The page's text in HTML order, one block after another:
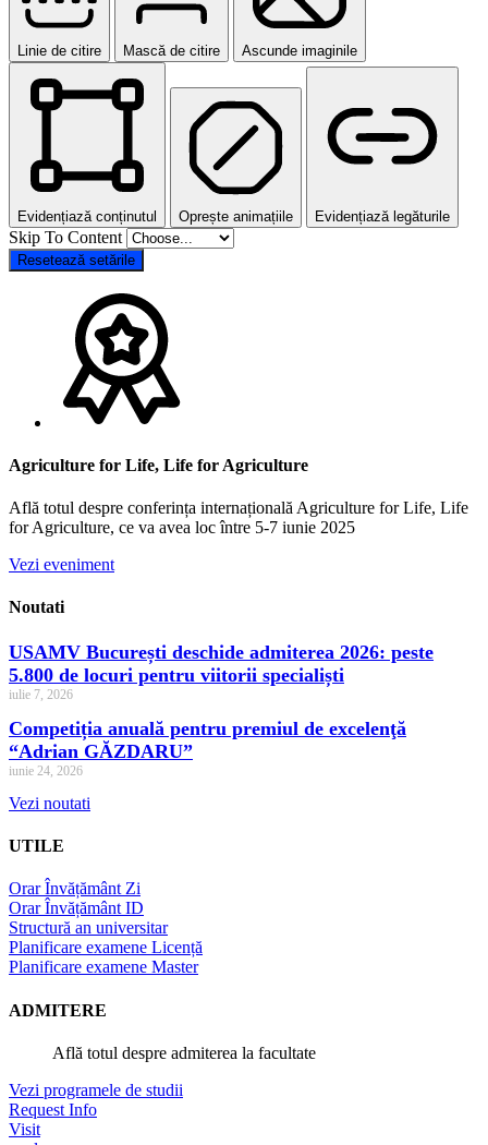
Linie de citire Mască de citire Ascunde imaginile
Evidențiază conținutul Oprește animațiile Evidențiază legăturile
Skip To Content
Resetează setările
Agriculture for Life, Life for Agriculture
Află totul despre conferința internațională Agriculture for Life, Life
for Agriculture, ce va avea loc între 5-7 iunie 2025
Vezi eveniment
Noutati
USAMV București deschide admiterea 2026: peste
5.800 de locuri pentru viitorii specialiști
iulie 7, 2026
Competiția anuală pentru premiul de excelenţă
“Adrian GĂZDARU”
iunie 24, 2026
Vezi noutati
UTILE
Orar Învățământ Zi
Orar Învățământ ID
Structură an universitar
Planificare examene Licență
Planificare examene Master
ADMITERE
Află totul despre admiterea la facultate
Vezi programele de studii
Request Info
Visit